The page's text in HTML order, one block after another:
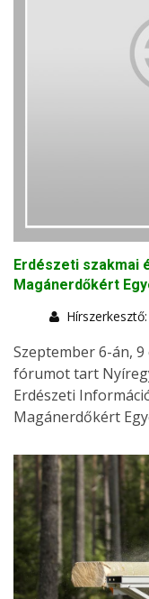
Erdészeti szakmai
Magánerdőkért
Szeptember 6-án,
fórumot tart
Erdészeti
Magánerdőkért